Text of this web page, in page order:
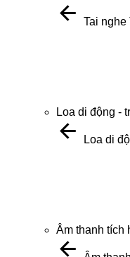
Tai nghe
Loa di động -
Loa di
Âm thanh tích